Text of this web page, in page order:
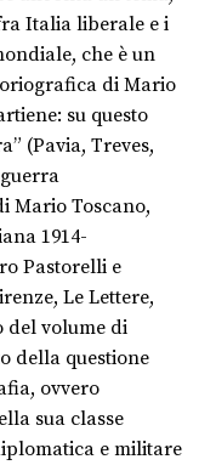
Italia liberale e i
che è un
di Mario
su questo
(Pavia, Treves,
Mario Toscano,
1914-
Pastorelli e
Le Lettere,
del volume di
della questione
ovvero
sua classe
e militare